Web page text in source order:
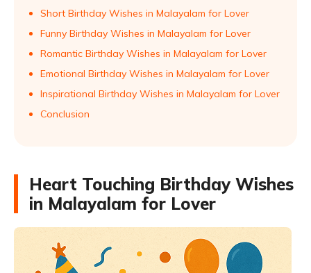
Short Birthday Wishes in Malayalam for Lover
Funny Birthday Wishes in Malayalam for Lover
Romantic Birthday Wishes in Malayalam for Lover
Emotional Birthday Wishes in Malayalam for Lover
Inspirational Birthday Wishes in Malayalam for Lover
Conclusion
Heart Touching Birthday Wishes
in Malayalam for Lover